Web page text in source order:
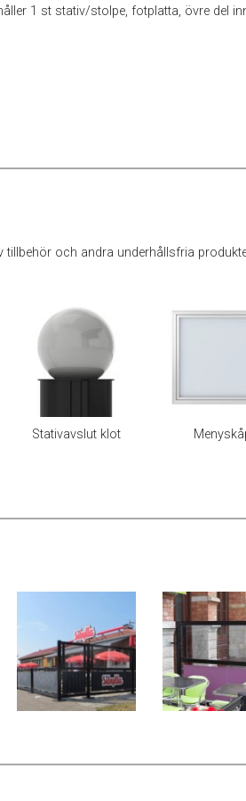
1 st stativ/stolpe, fotplatta, övre del
tillbehör och andra underhållsfria
Stativavslut klot